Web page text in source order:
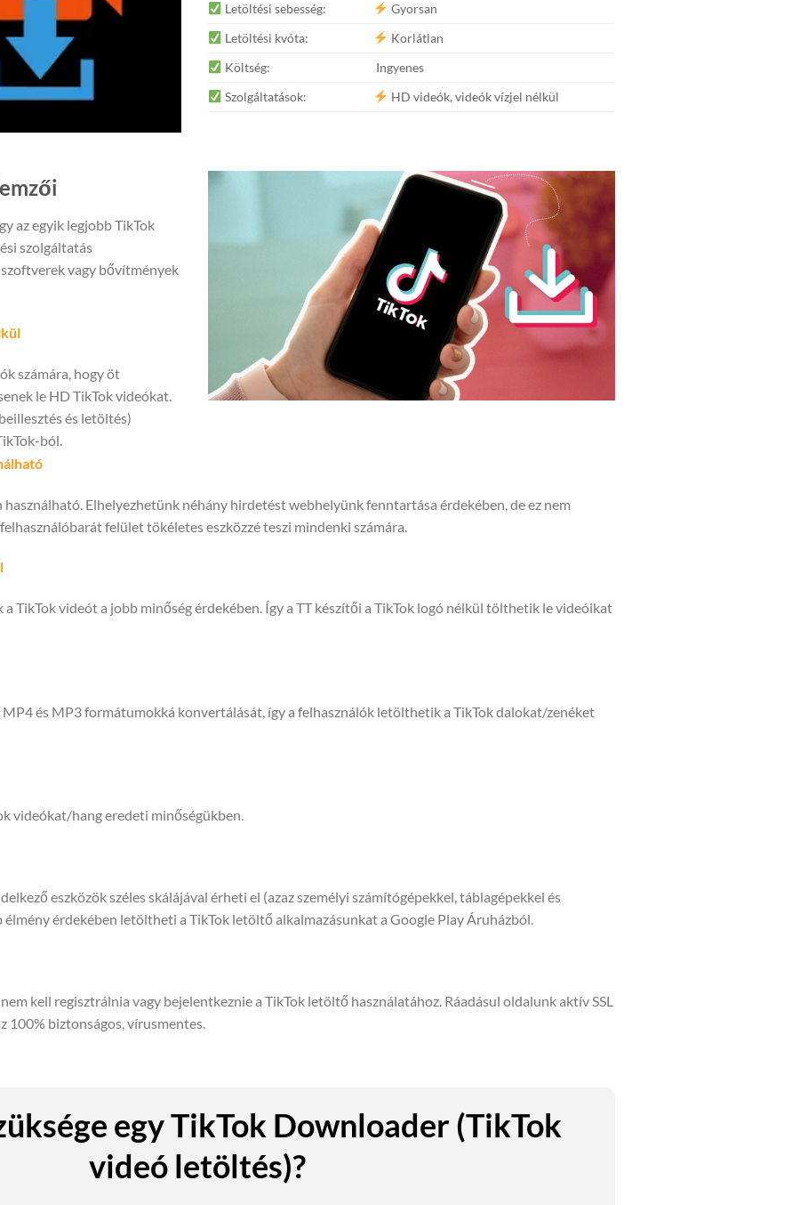
Letöltési sebesség:
Gyorsan
Letöltési kvóta:
Korlátlan
Költség:
Ingyenes
Szolgáltatások:
HD videók, videók vízjel nélkül
az egyik legjobb TikTok
szolgáltatás
vagy bővítmények
számára, hogy öt
le HD TikTok videókat.
és letöltés)
ból.
Elhelyezhetünk néhány hirdetést webhelyünk fenntartása érdekében, de ez nem
felület tökéletes eszközzé teszi mindenki számára.
TikTok videót a jobb minőség érdekében. Így a TT készítői a TikTok logó nélkül tölthetik le videóikat
és MP3 formátumokká konvertálását, így a felhasználók letölthetik a TikTok dalokat/zenéket
videókat/hang eredeti minőségükben.
eszközök széles skálájával érheti el (azaz személyi számítógépekkel, táblagépekkel és
érdekében letöltheti a TikTok letöltő alkalmazásunkat a Google Play Áruházból.
kell regisztrálnia vagy bejelentkeznie a TikTok letöltő használatához. Ráadásul oldalunk aktív SSL
100% biztonságos, vírusmentes.
egy TikTok Downloader (TikTok
videó letöltés)?